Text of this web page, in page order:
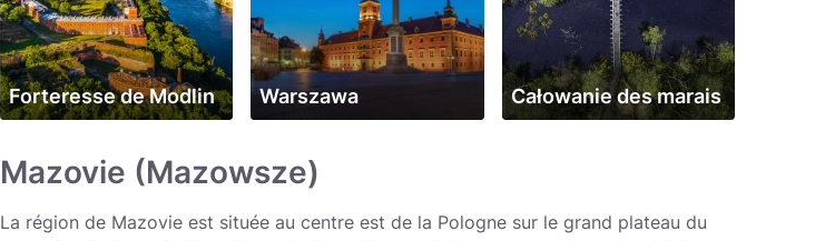
Forteresse de Modlin Warszawa Całowanie des marais
Mazovie (Mazowsze)
La région de Mazovie est située au centre est de la Pologne sur le grand plateau du